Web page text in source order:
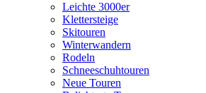
Leichte 3000er
Klettersteige
Skitouren
Winterwandern
Rodeln
Schneeschuhtouren
Neue Touren